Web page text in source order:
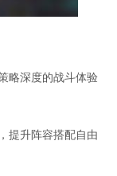
略深度的战斗体验
提升阵容搭配自由